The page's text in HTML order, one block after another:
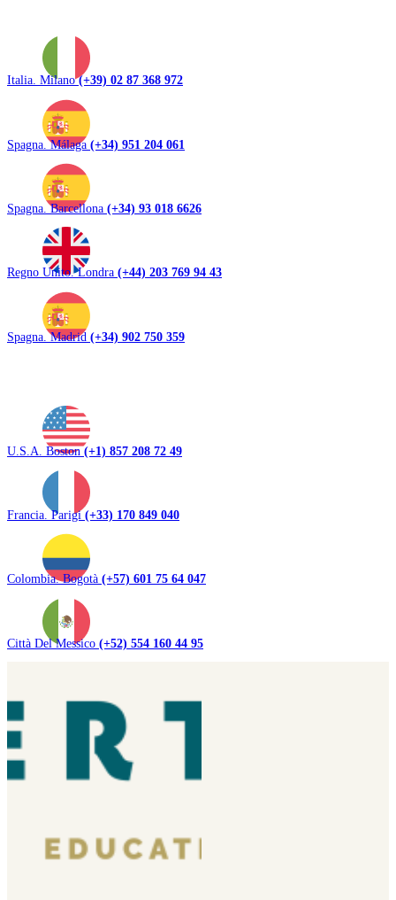
Italia. Milano(+39) 02 87 368 972
Spagna. Málaga (+34) 951 204 061
Spagna. Barcellona (+34) 93 018 6626
Regno Unito. Londra (+44) 203 769 94 43
Spagna. Madrid (+34) 902 750 359
U.S.A. Boston(+1) 857 208 72 49
Francia. Parigi(+33) 170 849 040
Colombia. Bogotà (+57) 601 75 64 047
Città Del Messico (+52) 554 160 44 95